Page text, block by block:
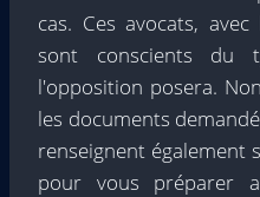
cas. Ces avocats,
sont conscients du
l'opposition posera.
les documents
renseignent également
pour vous préparer